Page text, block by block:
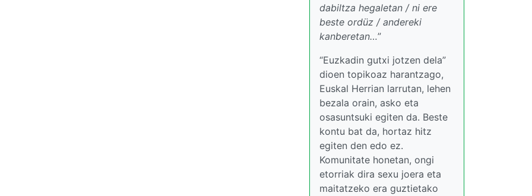
dabiltza hegaletan / ni ere
beste ordüz / andereki
kanberetan…”
“Euzkadin gutxi jotzen dela”
dioen topikoaz harantzago,
Euskal Herrian larrutan, lehen
bezala orain, asko eta
osasuntsuki egiten da. Beste
kontu bat da, hortaz hitz
egiten den edo ez.
Komunitate honetan, ongi
etorriak dira sexu joera eta
maitatzeko era guztietako